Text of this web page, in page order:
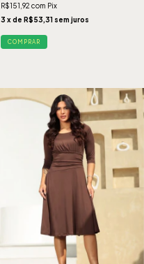
R$151,92 com Pix
3 x de R$53,31 sem juros
COMPRAR